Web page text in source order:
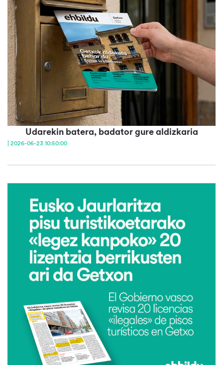
Udarekin batera, badator gure aldizkaria
| 2026-06-23 10:50:00